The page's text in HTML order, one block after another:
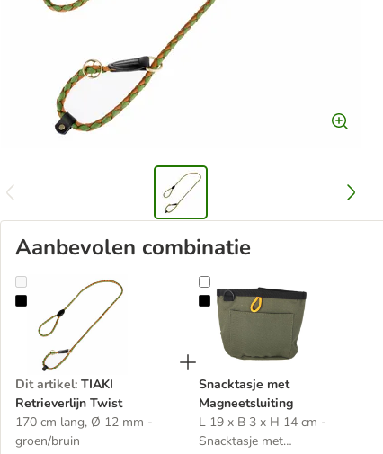
Aanbevolen combinatie
TIAKI Retrieverlijn Twist
Dit artikel: TIAKI
Retrieverlijn Twist
170 cm lang, Ø 12 mm -
groen/bruin
Snacktasje met Magneetsluiting
Snacktasje met
Magneetsluiting
L 19 x B 3 x H 14 cm -
Snacktasje met